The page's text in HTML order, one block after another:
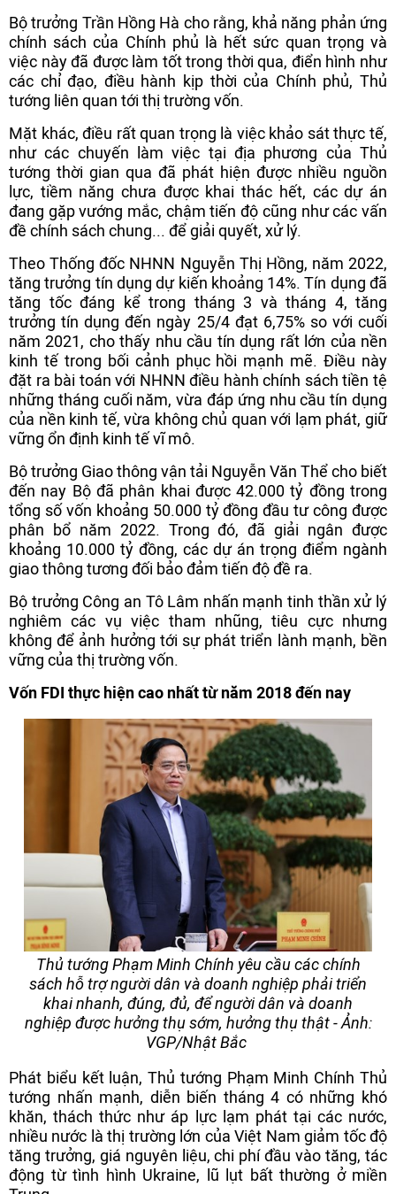
Bộ trưởng Trần Hồng Hà cho rằng, khả năng phản ứng
chính sách của Chính phủ là hết sức quan trọng và
việc này đã được làm tốt trong thời qua, điển hình như
các chỉ đạo, điều hành kịp thời của Chính phủ, Thủ
tướng liên quan tới thị trường vốn.
Mặt khác, điều rất quan trọng là việc khảo sát thực tế,
như các chuyến làm việc tại địa phương của Thủ
tướng thời gian qua đã phát hiện được nhiều nguồn
lực, tiềm năng chưa được khai thác hết, các dự án
đang gặp vướng mắc, chậm tiến độ cũng như các vấn
đề chính sách chung... để giải quyết, xử lý.
Theo Thống đốc NHNN Nguyễn Thị Hồng, năm 2022,
tăng trưởng tín dụng dự kiến khoảng 14%. Tín dụng đã
tăng tốc đáng kể trong tháng 3 và tháng 4, tăng
trưởng tín dụng đến ngày 25/4 đạt 6,75% so với cuối
năm 2021, cho thấy nhu cầu tín dụng rất lớn của nền
kinh tế trong bối cảnh phục hồi mạnh mẽ. Điều này
đặt ra bài toán với NHNN điều hành chính sách tiền tệ
những tháng cuối năm, vừa đáp ứng nhu cầu tín dụng
của nền kinh tế, vừa không chủ quan với lạm phát, giữ
vững ổn định kinh tế vĩ mô.
Bộ trưởng Giao thông vận tải Nguyễn Văn Thể cho biết
đến nay Bộ đã phân khai được 42.000 tỷ đồng trong
tổng số vốn khoảng 50.000 tỷ đồng đầu tư công được
phân bổ năm 2022. Trong đó, đã giải ngân được
khoảng 10.000 tỷ đồng, các dự án trọng điểm ngành
giao thông tương đối bảo đảm tiến độ đề ra.
Bộ trưởng Công an Tô Lâm nhấn mạnh tinh thần xử lý
nghiêm các vụ việc tham nhũng, tiêu cực nhưng
không để ảnh hưởng tới sự phát triển lành mạnh, bền
vững của thị trường vốn.
Vốn FDI thực hiện cao nhất từ năm 2018 đến nay
Thủ tướng Phạm Minh Chính yêu cầu các chính
sách hỗ trợ người dân và doanh nghiệp phải triển
khai nhanh, đúng, đủ, để người dân và doanh
nghiệp được hưởng thụ sớm, hưởng thụ thật - Ảnh:
VGP/Nhật Bắc
Phát biểu kết luận, Thủ tướng Phạm Minh Chính Thủ
tướng nhấn mạnh, diễn biến tháng 4 có những khó
khăn, thách thức như áp lực lạm phát tại các nước,
nhiều nước là thị trường lớn của Việt Nam giảm tốc độ
tăng trưởng, giá nguyên liệu, chi phí đầu vào tăng, tác
động từ tình hình Ukraine, lũ lụt bất thường ở miền